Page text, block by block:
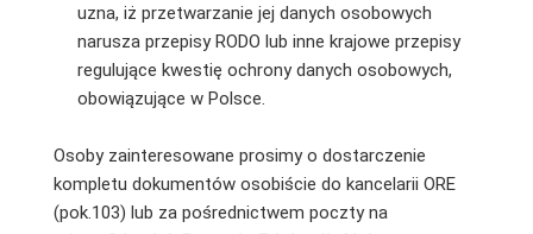
uzna, iż przetwarzanie jej danych osobowych
narusza przepisy RODO lub inne krajowe przepisy
regulujące kwestię ochrony danych osobowych,
obowiązujące w Polsce.
Osoby zainteresowane prosimy o dostarczenie
kompletu dokumentów osobiście do kancelarii ORE
(pok.103) lub za pośrednictwem poczty na